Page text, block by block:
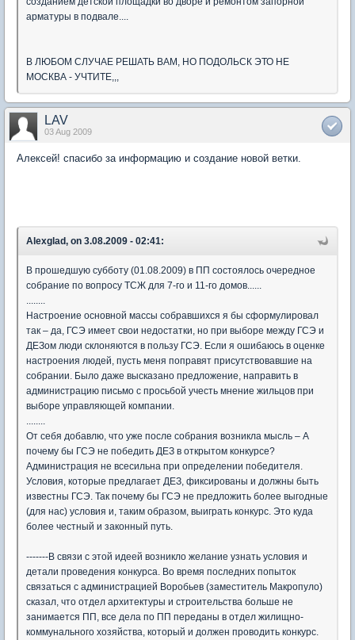
арматуры в подвале....
В ЛЮБОМ СЛУЧАЕ РЕШАТЬ ВАМ, НО ПОДОЛЬСК ЭТО НЕ
МОСКВА - УЧТИТЕ,,,
LAV
03 Aug 2009
Алексей! спасибо за информацию и создание новой ветки.
Alexglad, on 3.08.2009 - 02:41:
В прошедшую субботу (01.08.2009) в ПП состоялось очередное
собрание по вопросу ТСЖ для 7-го и 11-го домов......
Настроение основной массы собравшихся я бы сформулировал
так – да, ГСЭ имеет свои недостатки, но при выборе между ГСЭ и
ДЕЗом люди склоняются в пользу ГСЭ. Если я ошибаюсь в оценке
настроения людей, пусть меня поправят присутствовавшие на
собрании. Было даже высказано предложение, направить в
администрацию письмо с просьбой учесть мнение жильцов при
выборе управляющей компании.
От себя добавлю, что уже после собрания возникла мысль – А
почему бы ГСЭ не победить ДЕЗ в открытом конкурсе?
Администрация не всесильна при определении победителя.
Условия, которые предлагает ДЕЗ, фиксированы и должны быть
известны ГСЭ. Так почему бы ГСЭ не предложить более выгодные
(для нас) условия и, таким образом, выиграть конкурс. Это куда
более честный и законный путь.
-------В связи с этой идеей возникло желание узнать условия и
детали проведения конкурса. Во время последних попыток
связаться с администрацией Воробьев (заместитель Макропуло)
сказал, что отдел архитектуры и строительства больше не
занимается ПП, все дела по ПП переданы в отдел жилищно-
коммунального хозяйства, который и должен проводить конкурс.